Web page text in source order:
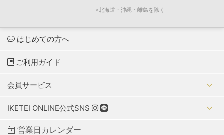
※北海道・沖縄・離島を除く
はじめての方へ
ご利用ガイド
会員サービス
IKETEI ONLINE公式SNS
営業日カレンダー